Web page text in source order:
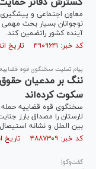
معاون اجتماعی و
نوجوانان بسیار بحث
آینده کشور راتضمین کند.
کد خبر: ۴۹۰۹۶۴۱ تاریخ انتشار : ۱۴۰۵/۰۵/۰۱
پیام تسلیت سخنگوی قوه
ننگ بر مدعیان حقوق
سکوت کرده‌اند
سخنگوی قوه قضاییه حمله
لارستان را مصداق بارز
بین الملل و نشانه
کد خبر: ۴۸۸۷۳۰۹ تاریخ انتشار : ۱۴۰۴/۱۲/۲۸
گفت‌و‌گو|